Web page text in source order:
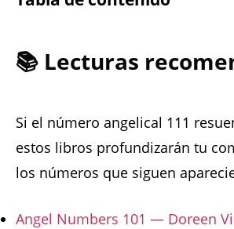
📚 Lecturas
Si el número angelical 111
estos libros profundizarán tu
los números que siguen
Angel Numbers 101 — Doreen